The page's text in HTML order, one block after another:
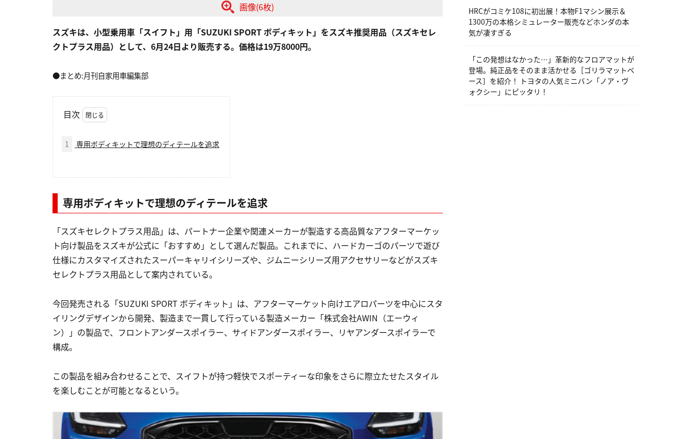
画像(6枚)
スズキは、小型乗用車「スイフト」用「SUZUKI SPORT ボディキット」をスズキ推奨用品（スズキセレ
クトプラス用品）として、6月24日より販売する。価格は19万8000円。
●まとめ:月刊自家用車編集部
目次
1 専用ボディキットで理想のディテールを追求
専用ボディキットで理想のディテールを追求
「スズキセレクトプラス用品」は、パートナー企業や関連メーカーが製造する高品質なアフターマーケッ
ト向け製品をスズキが公式に「おすすめ」として選んだ製品。これまでに、ハードカーゴのパーツで遊び
仕様にカスタマイズされたスーパーキャリイシリーズや、ジムニーシリーズ用アクセサリーなどがスズキ
セレクトプラス用品として案内されている。
今回発売される「SUZUKI SPORT ボディキット」は、アフターマーケット向けエアロパーツを中心にスタ
イリングデザインから開発、製造まで一貫して行っている製造メーカー「株式会社AWIN（エーウィ
ン）」の製品で、フロントアンダースポイラー、サイドアンダースポイラー、リヤアンダースポイラーで
構成。
この製品を組み合わせることで、スイフトが持つ軽快でスポーティーな印象をさらに際立たせたスタイル
を楽しむことが可能となるという。
HRCがコミケ108に初出展！本物F1マシン展示＆
1300万の本格シミュレーター販売などホンダの本
気が凄すぎる
「この発想はなかった…」革新的なフロアマットが
登場。純正品をそのまま活かせる［ゴリラマットベ
ース］を紹介！ トヨタの人気ミニバン「ノア・ヴ
ォクシー」にピッタリ！